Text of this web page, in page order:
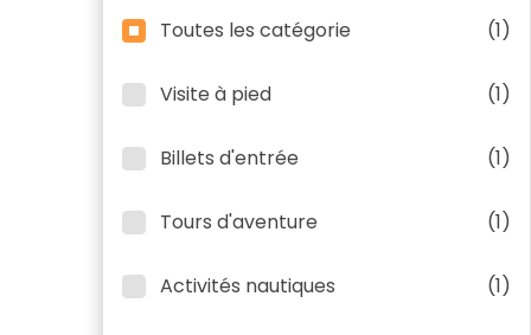
Toutes les catégorie (1)
Visite à pied (1)
Billets d'entrée (1)
Tours d'aventure (1)
Activités nautiques (1)